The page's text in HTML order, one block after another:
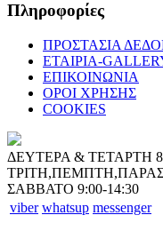
Πληροφορίες
ΠΡΟΣΤΑΣΙΑ
ΕΤΑΙΡΙΑ-
ΕΠΙΚΟΙΝΩΝΙΑ
ΟΡΟΙ ΧΡΗΣΗΣ
COOKIES
ΔΕΥΤΕΡΑ & ΤΕΤΑΡΤΗ
ΣΑΒΒΑΤΟ 9:00-14:30
viber whatsup messenger